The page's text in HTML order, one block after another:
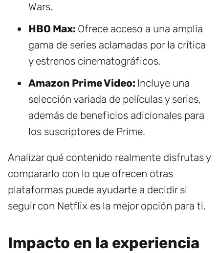
Wars.
HBO Max: Ofrece acceso a una amplia
gama de series aclamadas por la crítica
y estrenos cinematográficos.
Amazon Prime Video: Incluye una
selección variada de películas y series,
además de beneficios adicionales para
los suscriptores de Prime.
Analizar qué contenido realmente disfrutas y
compararlo con lo que ofrecen otras
plataformas puede ayudarte a decidir si
seguir con Netflix es la mejor opción para ti.
Impacto en la experiencia